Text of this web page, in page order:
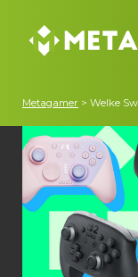
Metagamer > Welke